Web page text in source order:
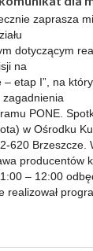
zaprasza
dotyczącym
na
etap I”, na
PONE.
w Ośrodku
620 Brzeszcze.
producentów
– 12:00
realizował